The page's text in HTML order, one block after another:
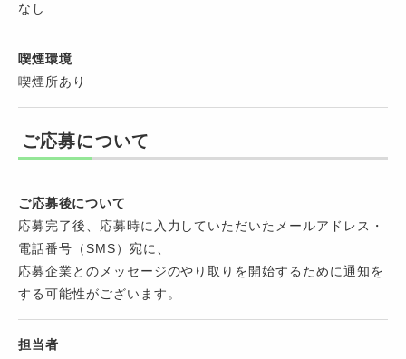
なし
喫煙環境
喫煙所あり
ご応募について
ご応募後について
応募完了後、応募時に入力していただいたメールアドレス・
電話番号（SMS）宛に、
応募企業とのメッセージのやり取りを開始するために通知を
する可能性がございます。
担当者